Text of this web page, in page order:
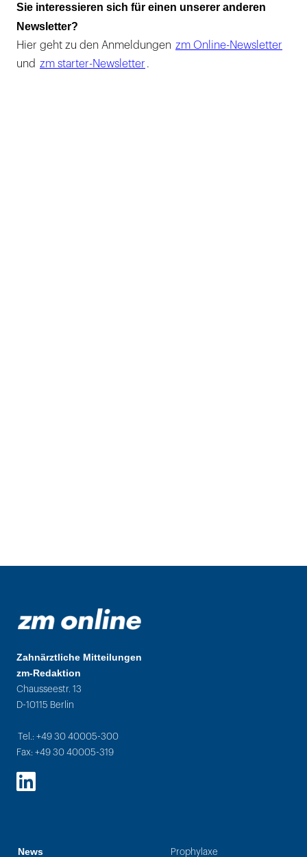
Sie interessieren sich für einen unserer anderen
Newsletter?
Hier geht zu den Anmeldungen zm Online-Newsletter
und zm starter-Newsletter .
Zahnärztliche Mitteilungen
zm-Redaktion
Chausseestr. 13
D-10115 Berlin
Tel.: +49 30 40005-300
Fax: +49 30 40005-319
LinkedIn
News Prophylaxe